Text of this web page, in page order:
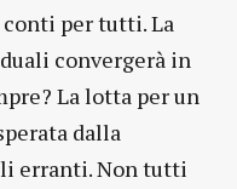
per tutti. La
convergerà in
La lotta per un
dalla
erranti. Non tutti